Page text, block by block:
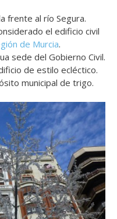
frente al río Segura.
el edificio civil
de Murcia.
sede del Gobierno Civil.
de estilo ecléctico.
municipal de trigo.